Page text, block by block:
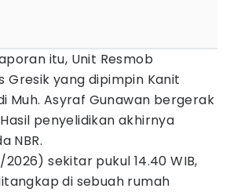
itu, Unit Resmob
Gresik yang dipimpin Kanit
Muh. Asyraf Gunawan bergerak
penyelidikan akhirnya
NBR.
sekitar pukul 14.40 WIB,
di sebuah rumah